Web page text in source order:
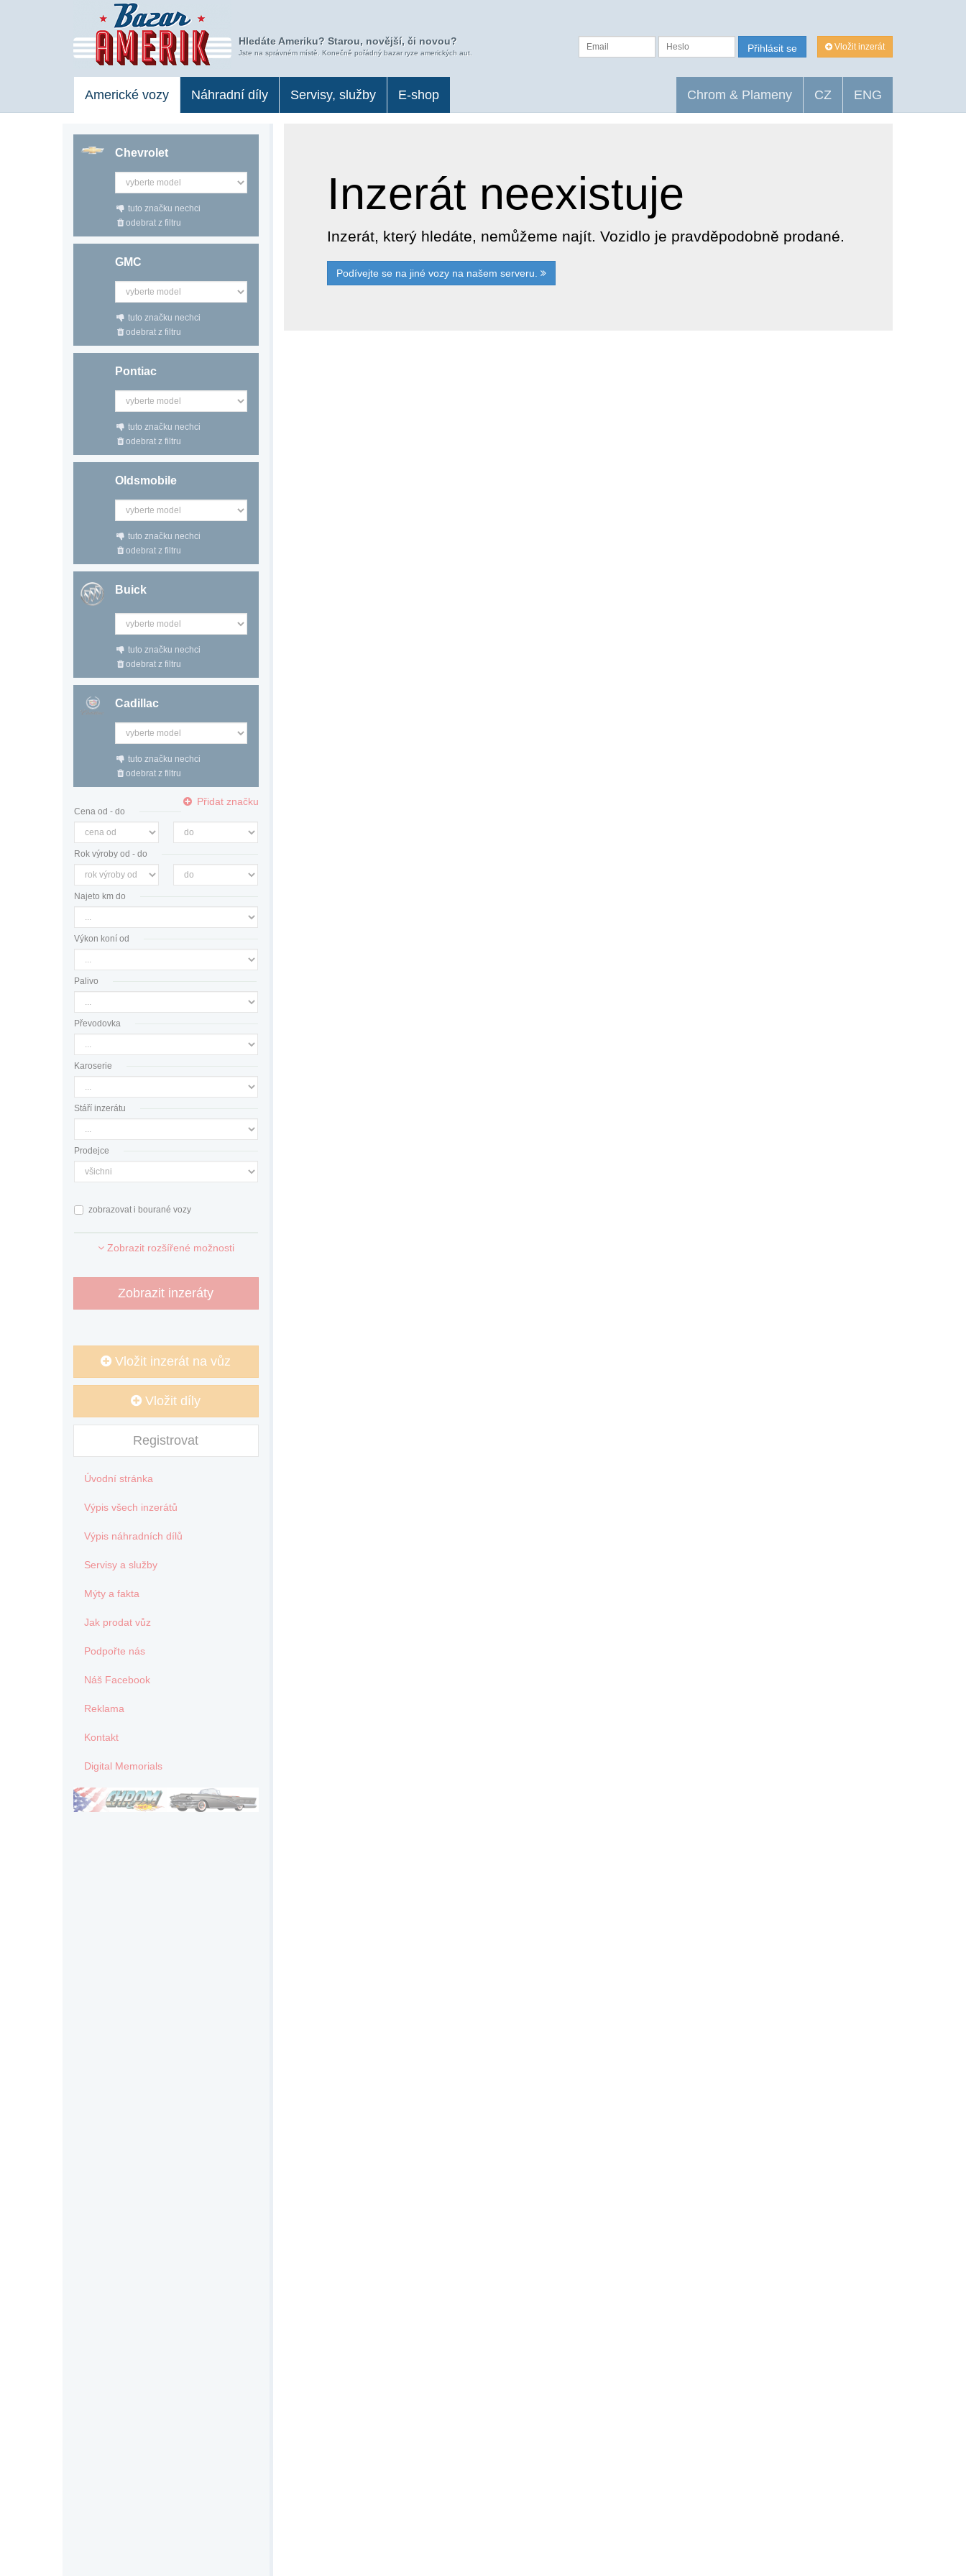
Hledáte Ameriku? Starou, novější, či novou?
Jste na správném místě. Konečně pořádný bazar ryze amerických aut.
Vložit inzerát
Přihlásit se
Americké vozy Náhradní díly Servisy, služby E-shop Chrom & Plameny CZ ENG
Inzerát neexistuje
Inzerát, který hledáte, nemůžeme najít. Vozidlo je pravděpodobně prodané.
Podívejte se na jiné vozy na našem serveru.
Chevrolet
tuto značku nechci
odebrat z filtru
GMC
tuto značku nechci
odebrat z filtru
Pontiac
tuto značku nechci
odebrat z filtru
Oldsmobile
tuto značku nechci
odebrat z filtru
Buick
tuto značku nechci
odebrat z filtru
Cadillac
tuto značku nechci
odebrat z filtru
Přidat značku
Cena od - do
Rok výroby od - do
Najeto km do
Výkon koní od
Palivo
Převodovka
Karoserie
Stáří inzerátu
Prodejce
zobrazovat i bourané vozy
Zobrazit rozšířené možnosti
Zobrazit inzeráty
Vložit inzerát na vůz
Vložit díly
Registrovat
Úvodní stránka
Výpis všech inzerátů
Výpis náhradních dílů
Servisy a služby
Mýty a fakta
Jak prodat vůz
Podpořte nás
Náš Facebook
Reklama
Kontakt
Digital Memorials